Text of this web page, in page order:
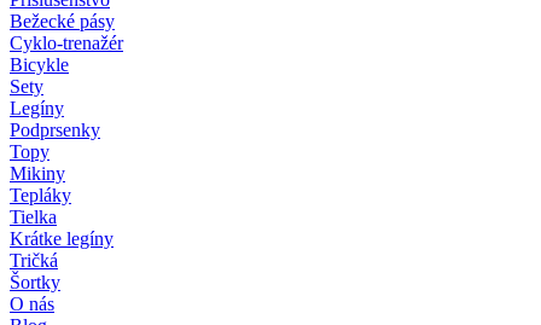
Bežecké pásy
Cyklo-trenažér
Bicykle
Sety
Legíny
Podprsenky
Topy
Mikiny
Tepláky
Tielka
Krátke legíny
Tričká
Šortky
O nás